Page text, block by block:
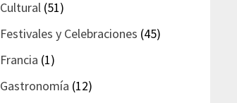
Cultural (51)
Festivales y Celebraciones (45)
Francia (1)
Gastronomía (12)